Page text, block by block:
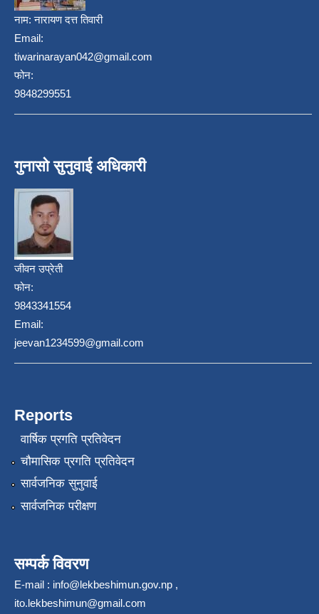
नाम:नारायण दत्त तिवारी
Email:
tiwarinarayan042@gmail.com
फोन:
9848299551
गुनासो सुनुवाई अधिकारी
जीवन उप्रेती
फोन:
9843341554
Email:
jeevan1234599@gmail.com
Reports
वार्षिक प्रगति प्रतिवेदन
चौमासिक प्रगति प्रतिवेदन
सार्वजनिक सुनुवाई
सार्वजनिक परीक्षण
सम्पर्क विवरण
E-mail : info@lekbeshimun.gov.np ,
ito.lekbeshimun@gmail.com